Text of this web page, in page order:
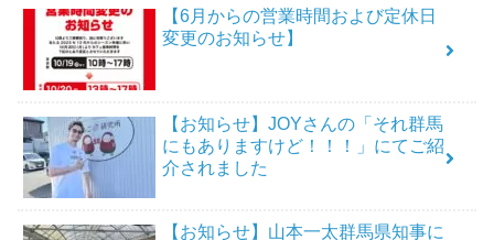
【6月からの営業時間および定休日
変更のお知らせ】
【お知らせ】JOYさんの「それ群馬
にもありますけど！！！」にてご紹
介されました
【お知らせ】山本一太群馬県知事に